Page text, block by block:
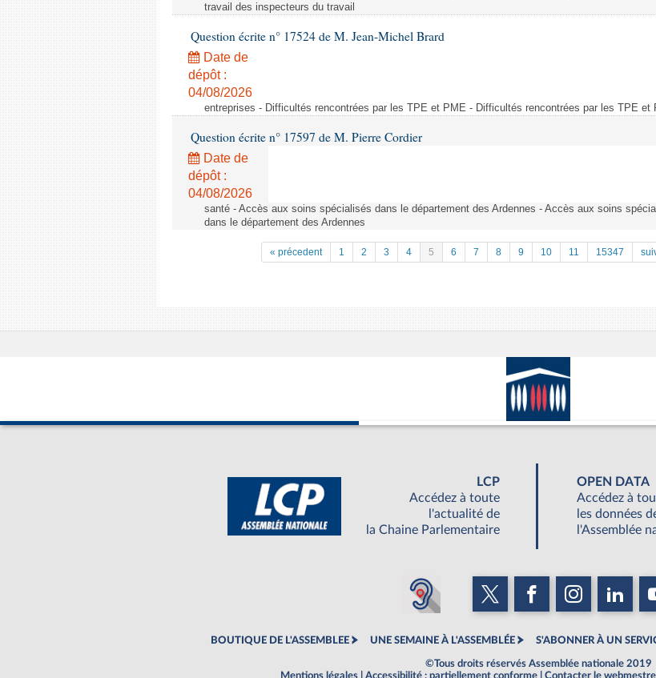
travail des inspecteurs du travail
Question écrite n° 17524 de M. Jean-Michel Brard
Date de
dépôt :
04/08/2026
entreprises - Difficultés rencontrées par les TPE et PME - Difficultés rencontrées par les TPE et
Question écrite n° 17597 de M. Pierre Cordier
Date de
dépôt :
04/08/2026
santé - Accès aux soins spécialisés dans le département des Ardennes - Accès aux soins
dans le département des Ardennes
« précedent 1 2 3 4 5 6 7 8 9 10 11 15347
LCP
Accédez à toute
l'actualité de
la Chaine Parlementaire
OPEN DATA
Accédez à
les données
l'Assemblée
BOUTIQUE DE L'ASSEMBLEE UNE SEMAINE À L'ASSEMBLÉE S'ABONNER À UN
©Tous droits réservés Assemblée nationale 2019
Mentions légales
Accessibilité : partiellement conforme Contacter le webmestre